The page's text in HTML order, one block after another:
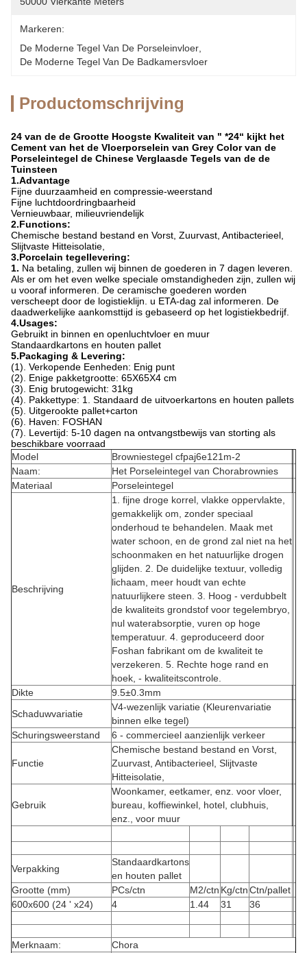
Markeren:
De Moderne Tegel Van De Porseleinvloer
De Moderne Tegel Van De Badkamersvloer
Productomschrijving
24 van de de Grootte Hoogste Kwaliteit van " *24“ kijkt het
Cement van het de Vloerporselein van Grey Color van de
Porseleintegel de Chinese Verglaasde Tegels van de de
Tuinsteen
1.Advantage
Fijne duurzaamheid en compressie-weerstand
Fijne luchtdoordringbaarheid
Vernieuwbaar, milieuvriendelijk
2.Functions:
Chemische bestand bestand en Vorst, Zuurvast, Antibacterieel,
Slijtvaste Hitteisolatie,
3.Porcelain tegellevering:
1. Na betaling, zullen wij binnen de goederen in 7 dagen leveren.
Als er om het even welke speciale omstandigheden zijn, zullen wij
u vooraf informeren. De ceramische goederen worden
verscheept door de logistieklijn. u ETA-dag zal informeren. De
daadwerkelijke aankomsttijd is gebaseerd op het logistiekbedrijf.
4.Usages:
Gebruikt in binnen en openluchtvloer en muur
Standaardkartons en houten pallet
5.Packaging & Levering:
(1). Verkopende Eenheden: Enig punt
(2). Enige pakketgrootte: 65X65X4 cm
(3). Enig brutogewicht: 31kg
(4). Pakkettype: 1. Standaard de uitvoerkartons en houten pallets
(5). Uitgerookte pallet+carton
(6). Haven: FOSHAN
(7). Levertijd: 5-10 dagen na ontvangstbewijs van storting als
beschikbare voorraad
Model
Browniestegel cfpaj6e121m-2
Naam:
Het Porseleintegel van Chorabrownies
Materiaal
Porseleintegel
Beschrijving
1. fijne droge korrel, vlakke oppervlakte,
gemakkelijk om, zonder speciaal
onderhoud te behandelen. Maak met
water schoon, en de grond zal niet na het
schoonmaken en het natuurlijke drogen
glijden. 2. De duidelijke textuur, volledig
lichaam, meer houdt van echte
natuurlijkere steen. 3. Hoog - verdubbelt
de kwaliteits grondstof voor tegelembryo,
nul waterabsorptie, vuren op hoge
temperatuur. 4. geproduceerd door
Foshan fabrikant om de kwaliteit te
verzekeren. 5. Rechte hoge rand en
hoek, - kwaliteitscontrole.
Dikte
9.5±0.3mm
Schaduwvariatie
V4-wezenlijk variatie (Kleurenvariatie
binnen elke tegel)
Schuringsweerstand
6 - commercieel aanzienlijk verkeer
Functie
Chemische bestand bestand en Vorst,
Zuurvast, Antibacterieel, Slijtvaste
Hitteisolatie,
Gebruik
Woonkamer, eetkamer, enz. voor vloer,
bureau, koffiewinkel, hotel, clubhuis,
enz., voor muur
Verpakking
Standaardkartons
en houten pallet
Grootte (mm)
PCs/ctn M2/ctn Kg/ctnCtn/pallet
600x600 (24 ' x24)
4 1.44 31 36
Merknaam:
Chora